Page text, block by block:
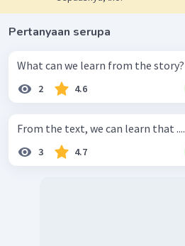
Pertanyaan serupa
What can we learn from the story?
2 4.6
From the text, we can learn that ....
3 4.7